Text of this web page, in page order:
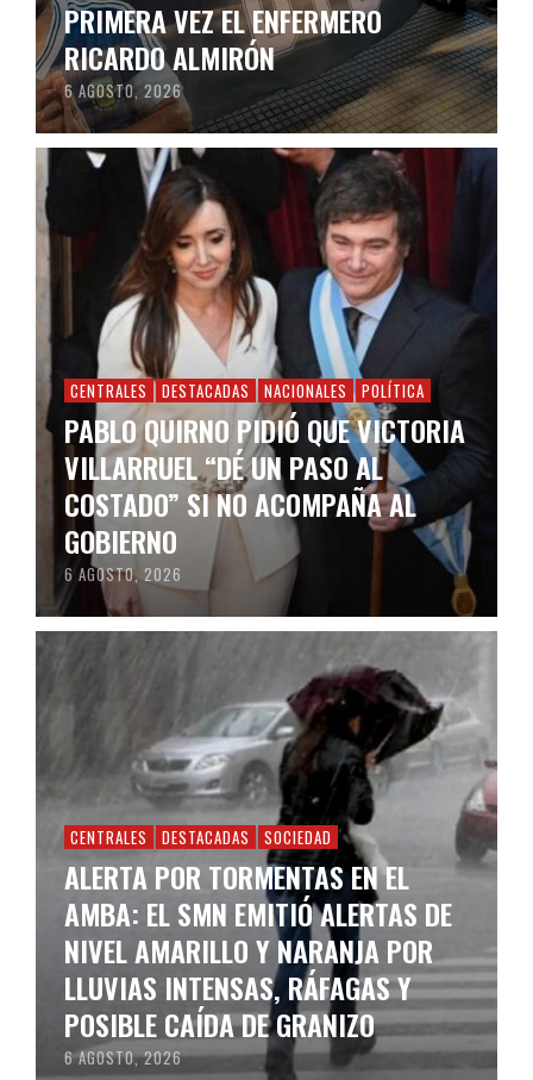
PRIMERA VEZ EL ENFERMERO
RICARDO ALMIRÓN
6 AGOSTO, 2026
CENTRALES DESTACADAS NACIONALES POLÍTICA
PABLO QUIRNO PIDIÓ QUE VICTORIA
VILLARRUEL “DÉ UN PASO AL
COSTADO” SI NO ACOMPAÑA AL
GOBIERNO
6 AGOSTO, 2026
CENTRALES DESTACADAS SOCIEDAD
ALERTA POR TORMENTAS EN EL
AMBA: EL SMN EMITIÓ ALERTAS DE
NIVEL AMARILLO Y NARANJA POR
LLUVIAS INTENSAS, RÁFAGAS Y
POSIBLE CAÍDA DE GRANIZO
6 AGOSTO, 2026